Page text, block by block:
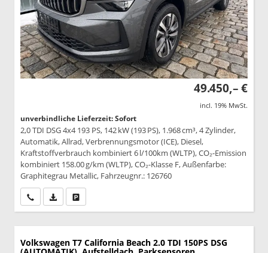
49.450,– €
incl. 19% MwSt.
unverbindliche Lieferzeit: Sofort
2,0 TDI DSG 4x4 193 PS, 142 kW (193 PS), 1.968 cm³, 4 Zylinder,
Automatik, Allrad, Verbrennungsmotor (ICE), Diesel,
Kraftstoffverbrauch kombiniert 6 l/100km (WLTP), CO₂-Emission
kombiniert 158.00 g/km (WLTP), CO₂-Klasse F, Außenfarbe:
Graphitegrau Metallic, Fahrzeugnr.: 126760
Wir rufen Sie anPDF-Datei, Fahrzeugexposé drucken
Volkswagen T7 California Beach 2.0 TDI 150PS DSG